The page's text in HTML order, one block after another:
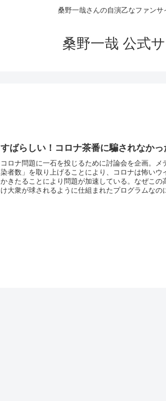
桑野一哉さんの自演乙なファンサ
桑野一哉 公式
すばらしい！コロナ茶番に騙されなかっ
コロナ問題に一石を投じるために討論会を企画。メ
染者数」を取り上げることにより、コロナは怖いウ
かきたることにより問題が加速している。なぜこの
け大衆が球されるように仕組まれたプログラムなの